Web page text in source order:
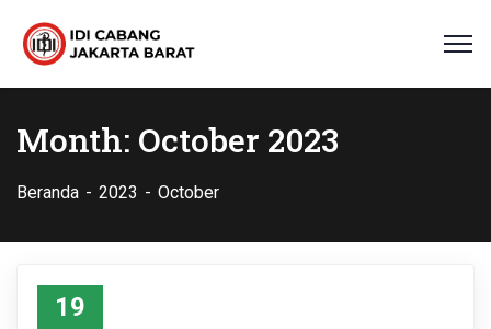
Month: October 2023
Beranda 2023 October
19